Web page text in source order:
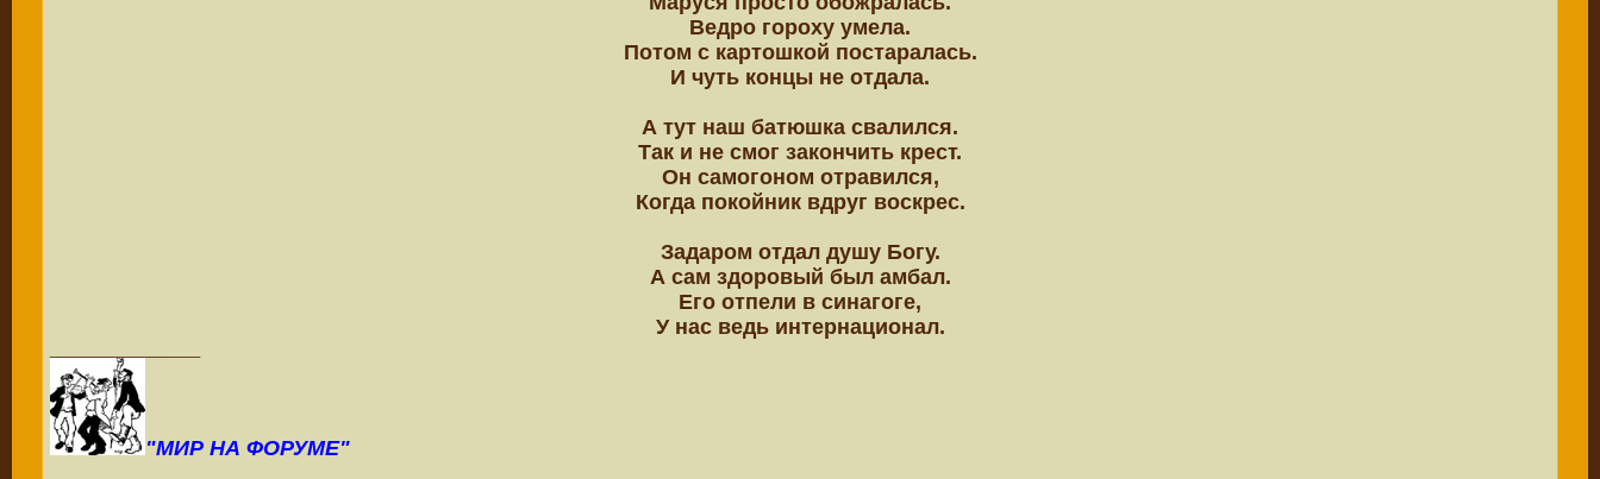
Ведро гороху умела.
Потом с картошкой постаралась.
И чуть концы не отдала.
А тут наш батюшка свалился.
Так и не смог закончить крест.
Он самогоном отравился,
Когда покойник вдруг воскрес.
Задаром отдал душу Богу.
А сам здоровый был амбал.
Его отпели в синагоге,
У нас ведь интернационал.
"МИР НА ФОРУМЕ"